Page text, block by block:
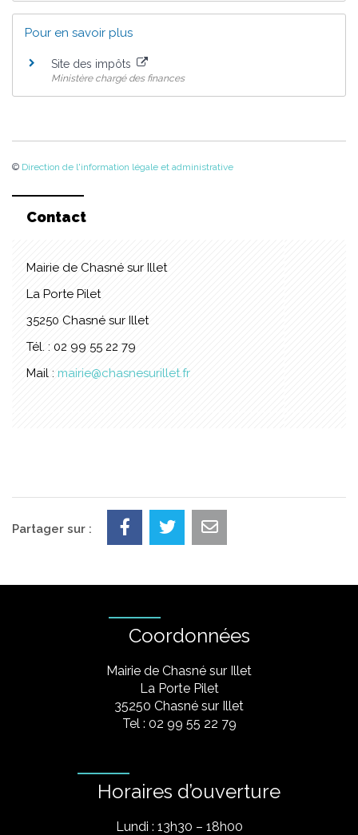
Pour en savoir plus
Site des impôts
Ministère chargé des finances
© Direction de l'information légale et administrative
Contact
Mairie de Chasné sur Illet
La Porte Pilet
35250 Chasné sur Illet
Tél. : 02 99 55 22 79
Mail : mairie@chasnesurillet.fr
Partager sur :
Coordonnées
Mairie de Chasné sur Illet
La Porte Pilet
35250 Chasné sur Illet
Tel : 02 99 55 22 79
Horaires d’ouverture
Lundi : 13h30 – 18h00